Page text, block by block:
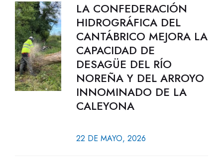
LA CONFEDERACIÓN
HIDROGRÁFICA DEL
CANTÁBRICO MEJORA LA
CAPACIDAD DE
DESAGÜE DEL RÍO
NOREÑA Y DEL ARROYO
INNOMINADO DE LA
CALEYONA
22 DE MAYO, 2026